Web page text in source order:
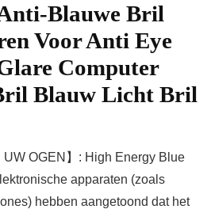
Blauwe Bril
Voor Anti Eye
Computer
Blauw Licht Bril
OGEN】: High Energy Blue
apparaten (zoals
hebben aangetoond dat het